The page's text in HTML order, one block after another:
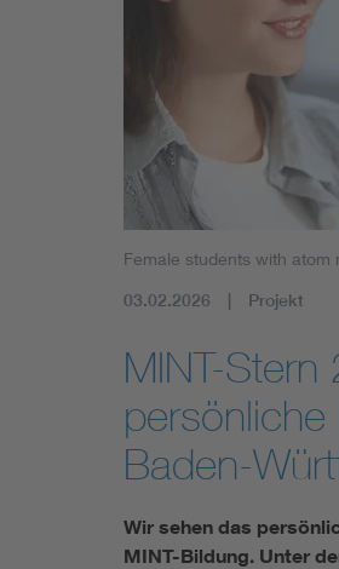
Female students with atom
03.02.2026 Projekt
MINT-
persönliche
Baden-
Wir sehen das
MINT-Bildung. Unter